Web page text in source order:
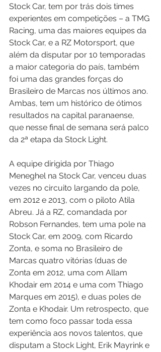
Stock Car, tem por trás dois times
experientes em competições – a TMG
Racing, uma das maiores equipes da
Stock Car, e a RZ Motorsport, que
além da disputar por 10 temporadas
a maior categoria do país, também
foi uma das grandes forças do
Brasileiro de Marcas nos últimos ano.
Ambas, tem um histórico de ótimos
resultados na capital paranaense,
que nesse final de semana será palco
da 2ª etapa da Stock Light.
A equipe dirigida por Thiago
Meneghel na Stock Car, venceu duas
vezes no circuito largando da pole,
em 2012 e 2013, com o piloto Atila
Abreu. Já a RZ, comandada por
Robson Fernandes, tem uma pole na
Stock Car, em 2009, com Ricardo
Zonta, e soma no Brasileiro de
Marcas quatro vitórias (duas de
Zonta em 2012, uma com Allam
Khodair em 2014 e uma com Thiago
Marques em 2015), e duas poles de
Zonta e Khodair. Um retrospecto, que
tem como foco passar toda essa
experiência aos novos talentos, que
disputam a Stock Light, Erik Mayrink e